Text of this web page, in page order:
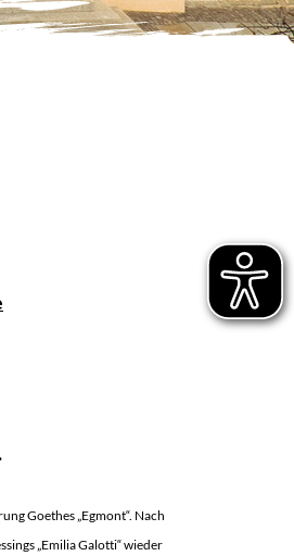
Goethes „Egmont“. Nach
„Emilia Galotti“ wieder